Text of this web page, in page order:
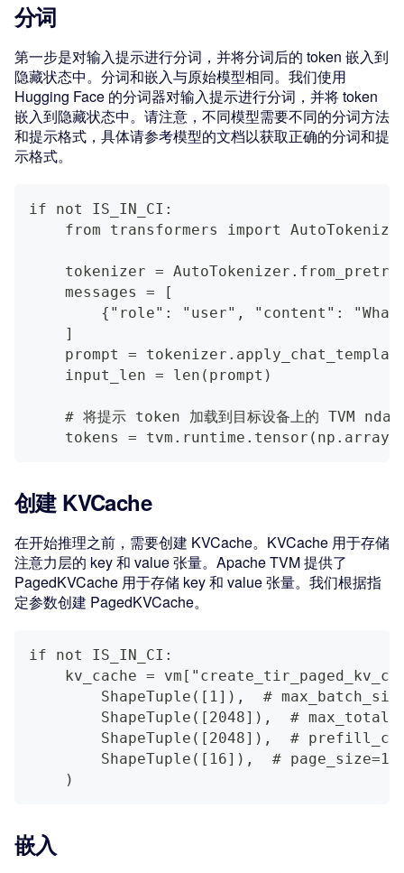
分词
第一步是对输入提示进行分词，并将分词后的 token 嵌入到
隐藏状态中。分词和嵌入与原始模型相同。我们使用
Hugging Face 的分词器对输入提示进行分词，并将 token
嵌入到隐藏状态中。请注意，不同模型需要不同的分词方法
和提示格式，具体请参考模型的文档以获取正确的分词和提
示格式。
if not IS_IN_CI:
from transformers import
tokenizer =
    messages = [
{"role": "user", "content":
    ]
prompt =
    input_len = len(prompt)
# 将提示 token 加载到目标设备上的 TVM
tokens =
创建 KVCache
在开始推理之前，需要创建 KVCache。KVCache 用于存储
注意力层的 key 和 value 张量。Apache TVM 提供了
PagedKVCache 用于存储 key 和 value 张量。我们根据指
定参数创建 PagedKVCache。
if not IS_IN_CI:
kv_cache =
ShapeTuple([1]),  #
ShapeTuple([2048]),  #
ShapeTuple([2048]),  #
        ShapeTuple([16]),  # page_size=16
    )
嵌入